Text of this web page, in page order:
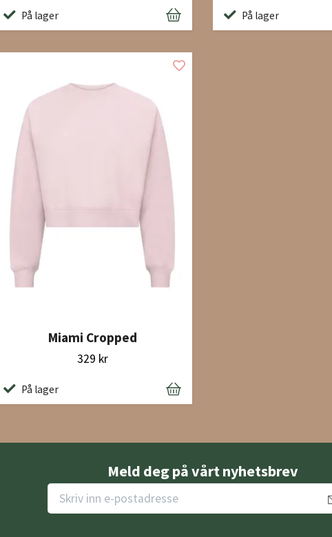
På lager På lager
Miami Cropped
329 kr
På lager
Meld deg på vårt nyhetsbrev